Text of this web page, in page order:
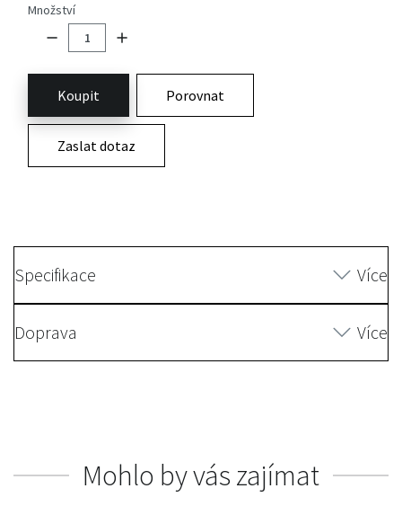
Množství
Koupit Porovnat
Zaslat dotaz
Specifikace Více
Doprava Více
Mohlo by vás zajímat